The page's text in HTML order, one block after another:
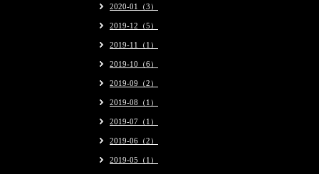
2020-01（3）
2019-12（5）
2019-11（1）
2019-10（6）
2019-09（2）
2019-08（1）
2019-07（1）
2019-06（2）
2019-05（1）